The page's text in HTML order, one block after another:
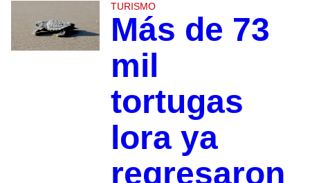
TURISMO
Más de 73
mil
tortugas
lora ya
regresaron